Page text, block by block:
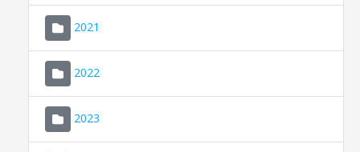
2021
2022
2023